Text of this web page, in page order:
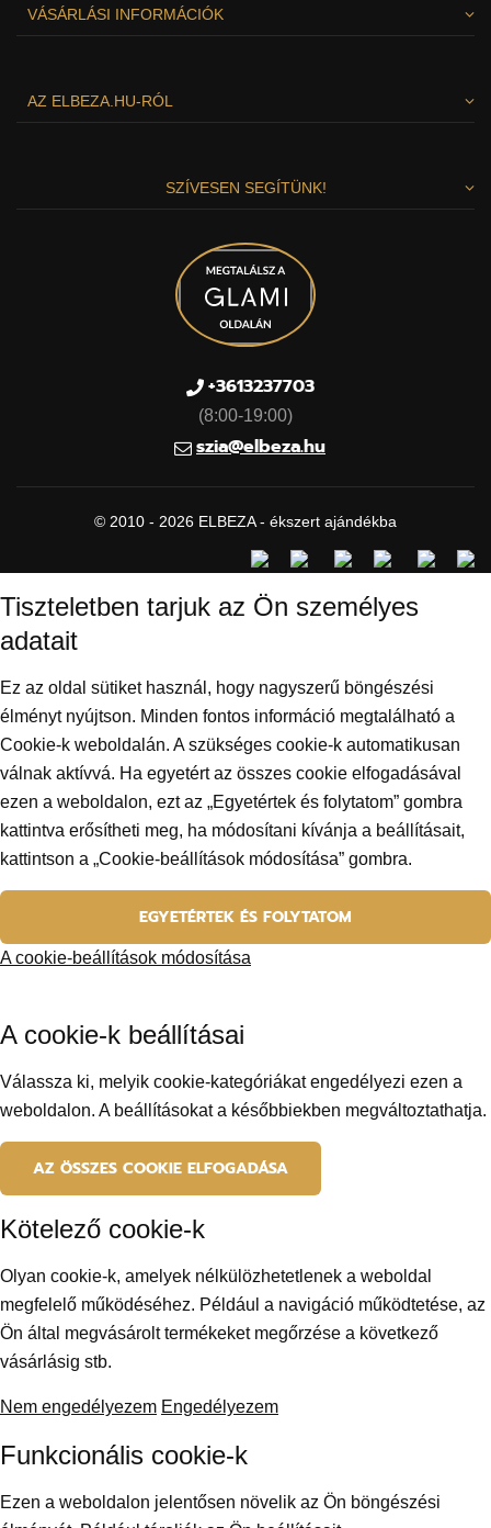
VÁSÁRLÁSI INFORMÁCIÓK
AZ ELBEZA.HU-RÓL
SZÍVESEN SEGÍTÜNK!
+3613237703
(8:00-19:00)
szia@elbeza.hu
© 2010 - 2026 ELBEZA - ékszert ajándékba
Tiszteletben tarjuk az Ön személyes
adatait
Ez az oldal sütiket használ, hogy nagyszerű böngészési
élményt nyújtson. Minden fontos információ megtalálható a
Cookie-k weboldalán. A szükséges cookie-k automatikusan
válnak aktívvá. Ha egyetért az összes cookie elfogadásával
ezen a weboldalon, ezt az „Egyetértek és folytatom” gombra
kattintva erősítheti meg, ha módosítani kívánja a beállításait,
kattintson a „Cookie-beállítások módosítása” gombra.
EGYETÉRTEK ÉS FOLYTATOM
A cookie-beállítások módosítása
A cookie-k beállításai
Válassza ki, melyik cookie-kategóriákat engedélyezi ezen a
weboldalon. A beállításokat a későbbiekben megváltoztathatja.
AZ ÖSSZES COOKIE ELFOGADÁSA
Kötelező cookie-k
Olyan cookie-k, amelyek nélkülözhetetlenek a weboldal
megfelelő működéséhez. Például a navigáció működtetése, az
Ön által megvásárolt termékeket megőrzése a következő
vásárlásig stb.
Nem engedélyezem Engedélyezem
Funkcionális cookie-k
Ezen a weboldalon jelentősen növelik az Ön böngészési